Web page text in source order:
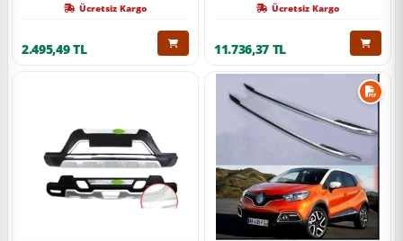
Ücretsiz Kargo
2.495,49 TL
Çelik Krom
Ücretsiz Kargo
11.736,37 TL